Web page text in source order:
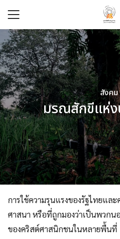
content
Search
for:
สังคม
มรณสักขีแห่ง
การใช้ความรุนแรงของรัฐไทยแล
ศาสนา หรือที่ถูกมองว่าเป็นพวก
ของคริสต์ศาสนิกชนในหลายพื้นที่